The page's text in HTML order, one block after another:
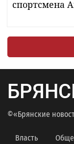
спортсмена
©«Брянские
Власть